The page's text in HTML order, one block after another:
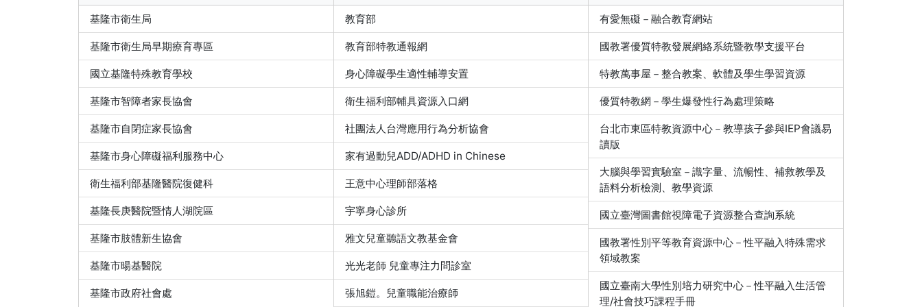
基隆市衛生局
基隆市衛生局早期療育專區
國立基隆特殊教育學校
基隆市智障者家長協會
基隆市自閉症家長協會
基隆市身心障礙福利服務中心
衛生福利部基隆醫院復健科
基隆長庚醫院暨情人湖院區
基隆市肢體新生協會
基隆市暘基醫院
基隆市政府社會處
教育部
教育部特教通報網
身心障礙學生適性輔導安置
衛生福利部輔具資源入口網
社團法人台灣應用行為分析協會
家有過動兒ADD/ADHD in Chinese
王意中心理師部落格
宇寧身心診所
雅文兒童聽語文教基金會
光光老師 兒童專注力問診室
張旭鎧。兒童職能治療師
有愛無礙－融合教育網站
國教署優質特教發展網絡系統暨教學支援平台
特教萬事屋－整合教案、軟體及學生學習資源
優質特教網－學生爆發性行為處理策略
台北市東區特教資源中心－教導孩子參與IEP會議易
讀版
大腦與學習實驗室－識字量、流暢性、補救教學及
語料分析檢測、教學資源
國立臺灣圖書館視障電子資源整合查詢系統
國教署性別平等教育資源中心－性平融入特殊需求
領域教案
國立臺南大學性別培力研究中心－性平融入生活管
理/社會技巧課程手冊